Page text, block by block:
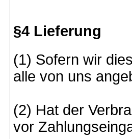
§4 Lieferung
(1) Sofern wir
alle von uns
(2) Hat der
vor